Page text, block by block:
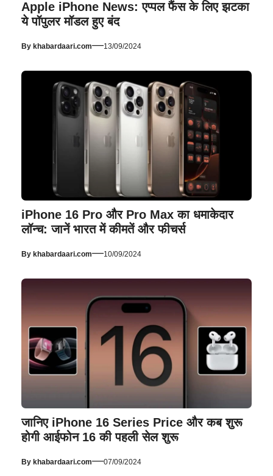
Apple iPhone News: एप्पल फैंस के लिए झटका
ये पॉपुलर मॉडल हुए बंद
By khabardaari.com—13/09/2024
iPhone 16 Pro और Pro Max का धमाकेदार
लॉन्च: जानें भारत में कीमतें और फीचर्स
By khabardaari.com—10/09/2024
जानिए iPhone 16 Series Price और कब शुरू
होगी आईफोन 16 की पहली सेल शुरू
By khabardaari.com—07/09/2024